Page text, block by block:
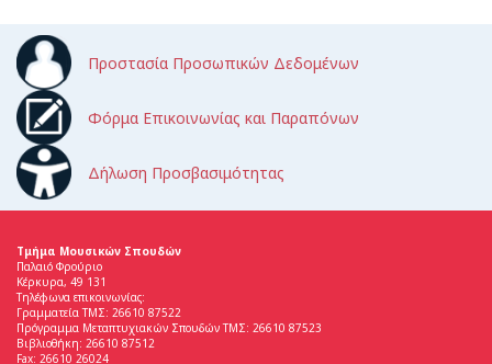
Προστασία Προσωπικών Δεδομένων
Φόρμα Επικοινωνίας και Παραπόνων
Δήλωση Προσβασιμότητας
Τμήμα Μουσικών Σπουδών
Παλαιό Φρούριο
Κέρκυρα, 49 131
Τηλέφωνα επικοινωνίας:
Γραμματεία ΤΜΣ: 26610 87522
Πρόγραμμα Μεταπτυχιακών Σπουδών ΤΜΣ: 26610 87523
Βιβλιοθήκη: 26610 87512
Fax: 26610 26024